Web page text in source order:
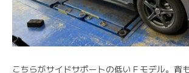
こちらがサイドサポートの低いＦモデル。背